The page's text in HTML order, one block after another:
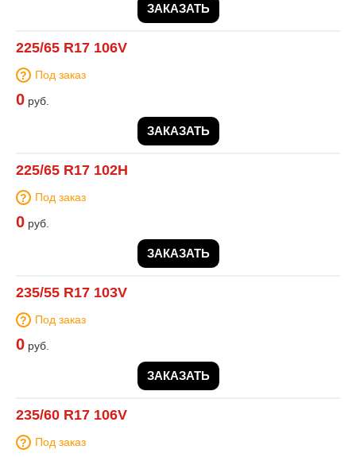
ЗАКАЗАТЬ
225/65 R17 106V
Под заказ
0 руб.
ЗАКАЗАТЬ
225/65 R17 102H
Под заказ
0 руб.
ЗАКАЗАТЬ
235/55 R17 103V
Под заказ
0 руб.
ЗАКАЗАТЬ
235/60 R17 106V
Под заказ